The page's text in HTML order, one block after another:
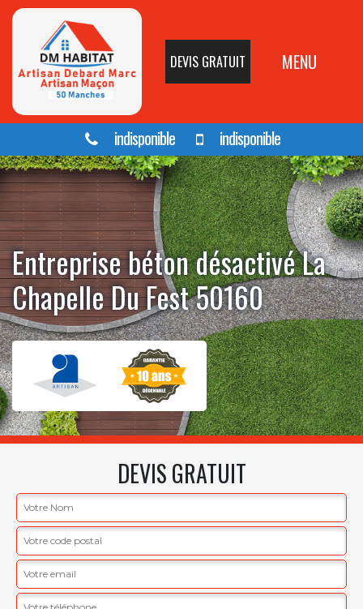
DEVIS GRATUIT MENU
indisponible indisponible
Entreprise béton désactivé La
Chapelle Du Fest 50160
DEVIS GRATUIT